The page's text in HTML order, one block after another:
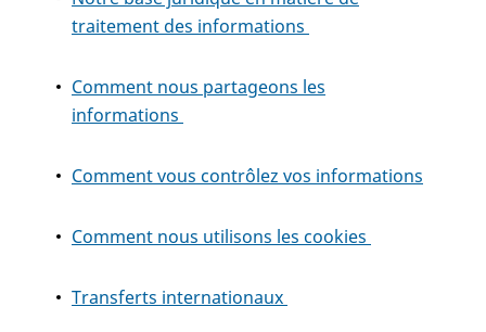
traitement des informations
Comment nous partageons les
informations
Comment vous contrôlez vos informations
Comment nous utilisons les cookies
Transferts internationaux